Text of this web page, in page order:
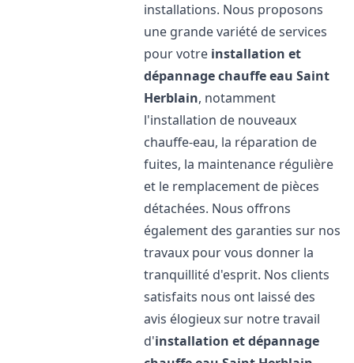
installations. Nous proposons
une grande variété de services
pour votre installation et
dépannage chauffe eau Saint
Herblain, notamment
l'installation de nouveaux
chauffe-eau, la réparation de
fuites, la maintenance régulière
et le remplacement de pièces
détachées. Nous offrons
également des garanties sur nos
travaux pour vous donner la
tranquillité d'esprit. Nos clients
satisfaits nous ont laissé des
avis élogieux sur notre travail
d'installation et dépannage